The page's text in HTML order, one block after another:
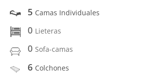
5 Camas Individuales
0 Lieteras
0 Sofa-camas
6 Colchones